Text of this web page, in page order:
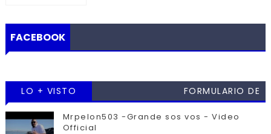
FACEBOOK
LO + VISTO
FORMULARIO DE
Mrpelon503 -Grande sos vos - Video
Official